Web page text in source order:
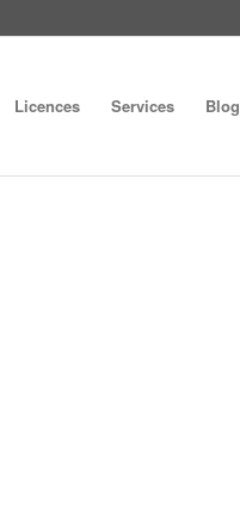
Licences Services Blog